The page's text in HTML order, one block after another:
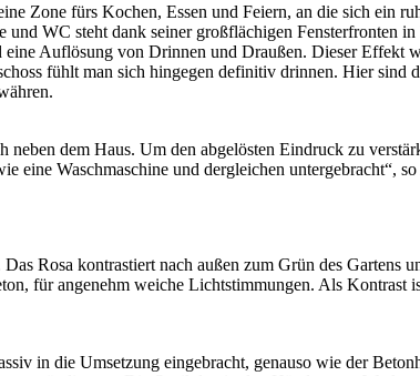
Zone fürs Kochen, Essen und Feiern, an die sich ein
WC steht dank seiner großflächigen Fensterfronten
Auflösung von Drinnen und Draußen. Dieser Effekt
fühlt man sich hingegen definitiv drinnen. Hier sind
dem Haus. Um den abgelösten Eindruck zu
eine Waschmaschine und dergleichen untergebracht“,
Rosa kontrastiert nach außen zum Grün des Gartens
für angenehm weiche Lichtstimmungen. Als Kontrast
in die Umsetzung eingebracht, genauso wie der